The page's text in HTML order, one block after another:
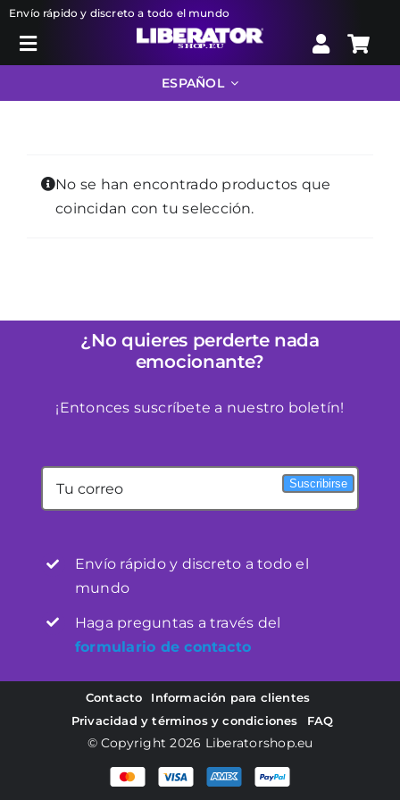
Skip
Envío rápido y discreto a todo el mundo
Toggle
Search
Bondage
Farmacia
Winkelwagen
ESPAÑOL
No se han encontrado productos que
coincidan con tu selección.
¿No quieres perderte nada
emocionante?
¡Entonces suscríbete a nuestro boletín!
Suscribirse
Envío rápido y discreto a todo el
mundo
Haga preguntas a través del
formulario de contacto
Contacto
Información para clientes
Privacidad y términos y condiciones
FAQ
© Copyright 2026 Liberatorshop.eu